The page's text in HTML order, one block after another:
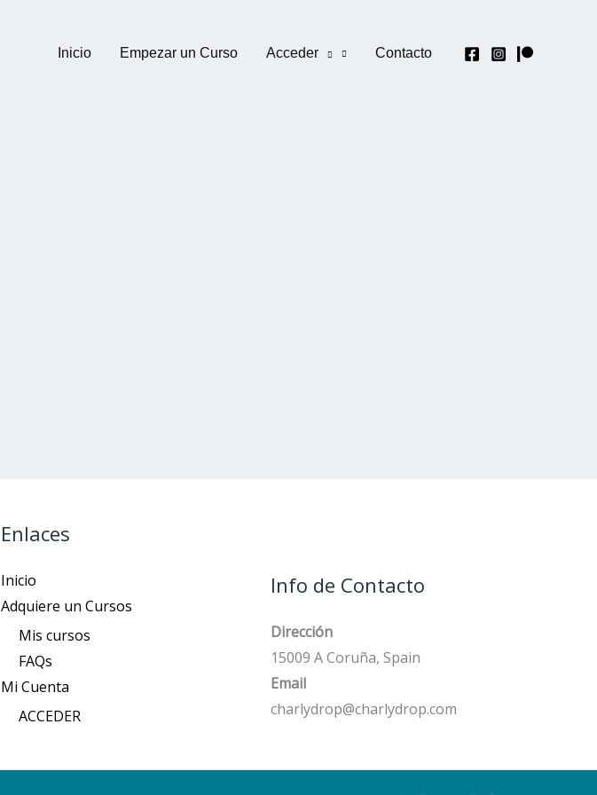
Inicio Empezar un Curso Acceder Contacto
Enlaces
Inicio
Adquiere un Cursos
Mis cursos
FAQs
Mi Cuenta
ACCEDER
Info de Contacto
Dirección
15009 A Coruña, Spain
Email
charlydrop@charlydrop.com